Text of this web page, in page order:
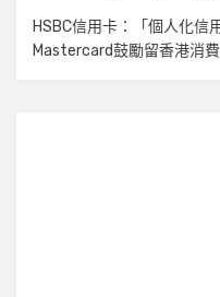
HSBC信用卡：「個人化信
Mastercard鼓勵留香港消費